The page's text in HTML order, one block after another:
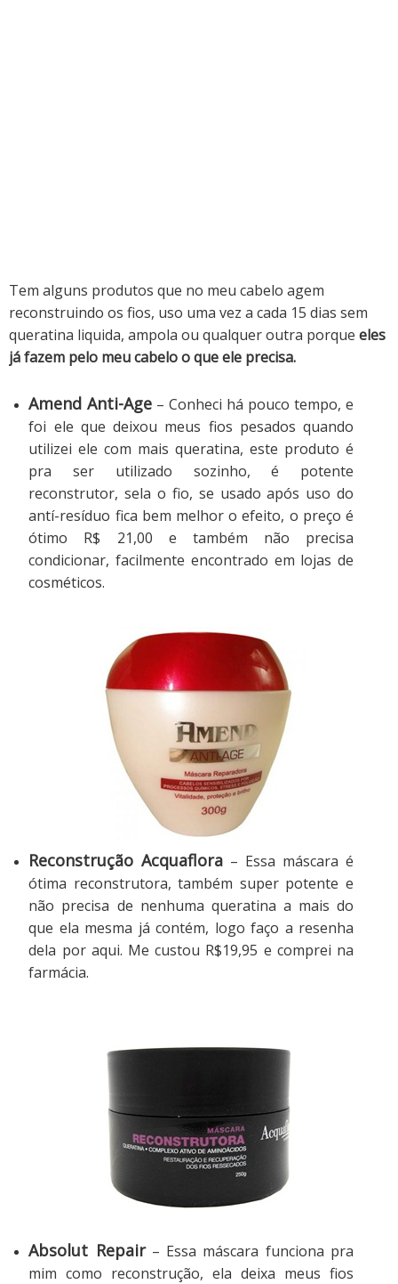
Tem alguns produtos que no meu cabelo agem
reconstruindo os fios, uso uma vez a cada 15 dias sem
queratina liquida, ampola ou qualquer outra porque eles
já fazem pelo meu cabelo o que ele precisa.
Amend Anti-Age – Conheci há pouco tempo, e
foi ele que deixou meus fios pesados quando
utilizei ele com mais queratina, este produto é
pra ser utilizado sozinho, é potente
reconstrutor, sela o fio, se usado após uso do
antí-resíduo fica bem melhor o efeito, o preço é
ótimo R$ 21,00 e também não precisa
condicionar, facilmente encontrado em lojas de
cosméticos.
Reconstrução Acquaflora – Essa máscara é
ótima reconstrutora, também super potente e
não precisa de nenhuma queratina a mais do
que ela mesma já contém, logo faço a resenha
dela por aqui. Me custou R$19,95 e comprei na
farmácia.
Absolut Repair– Essa máscara funciona pra
mim como reconstrução, ela deixa meus fios